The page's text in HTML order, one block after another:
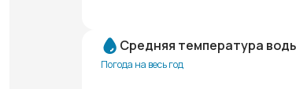
Средняя температура
Погода на весь год